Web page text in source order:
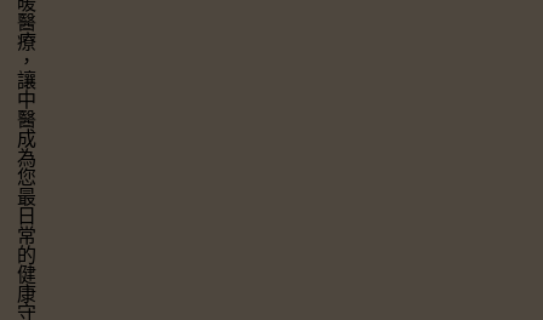
讓中醫成為您最日常的健康守護。